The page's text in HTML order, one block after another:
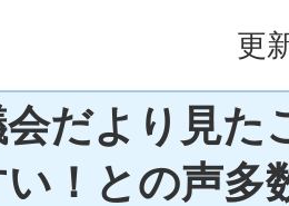
更
だより見た
！との声多